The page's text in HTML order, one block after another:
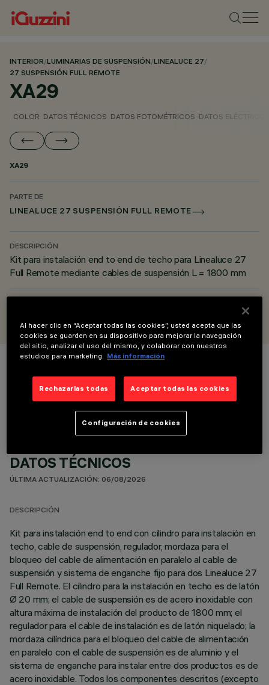
INTERIOR/LUMINARIAS DE SUSPENSIÓN/LINEALUCE 27/
27 SUSPENSIÓN FULL REMOTE
XA29
COLOR DATOS TÉCNICOS DATOS FOTOMÉTRICOS DATOS
XA29
PARTE DE
LINEALUCE 27 SUSPENSIÓN FULL REMOTE
DESCRIPCIÓN
Kit para instalación end to end de techo para Linealuce 27
Full Remote mediante cables de suspensión L = 1800 mm
COLOR
DATOS TÉCNICOS
ÚLTIMA ACTUALIZACIÓN: 06/08/2026
DESCRIPCIÓN
Kit para instalación end to end con cilindro para instalación en
techo, cable de suspensión, regulador, mordaza para el
bloqueo del cable de alimentación en paralelo al cable de
suspensión y sistema de enganche fijo para dos Linealuce 27
Full Remote. El cilindro para la instalación en techo es de latón
Ø 20 mm; el cable de suspensión es de acero inoxidable con
altura máxima de instalación del producto de 1800 mm; el
regulador para el cable de instalación es de latón niquelado; la
mordaza cilíndrica para el bloqueo del cable de alimentación
en paralelo con el cable de suspensión es de aluminio y el
sistema de enganche para instalar entre dos productos es de
acero inoxidable. Todos los componentes descritos (excepto
Al hacer clic en “Aceptar todas las cookies”, usted acepta que las
cookies se guarden en su dispositivo para mejorar la navegación
del sitio, analizar el uso del mismo, y colaborar con nuestros
estudios para marketing.
Más información
Rechazarlas todas Aceptar todas las cookies
Configuración de cookies